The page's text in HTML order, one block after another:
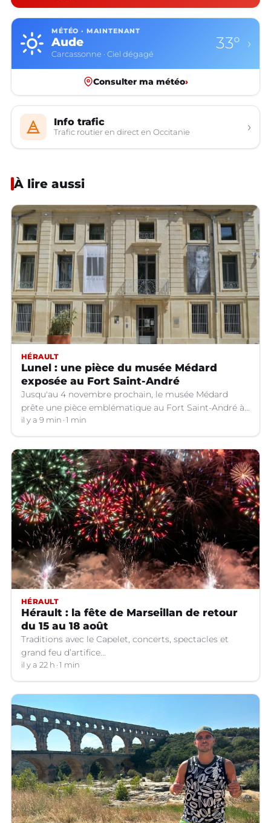
MÉTÉO · MAINTENANT
Aveyron
Rodez · Ciel dégagé
29° ›
Consulter ma météo›
Info trafic
Trafic routier en direct en Occitanie ›
À lire aussi
HÉRAULT
Lunel : une pièce du musée Médard
exposée au Fort Saint-André
Jusqu'au 4 novembre prochain, le musée Médard
prête une pièce emblématique au Fort Saint-André à
Villeneuve-lez-Avignon (Gard).
il y a 9 min 1 min
HÉRAULT
Hérault : la fête de Marseillan de retour
du 15 au 18 août
Traditions avec le Capelet, concerts, spectacles et
grand feu d’artifice...
il y a 22 h 1 min